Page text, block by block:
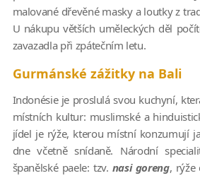
malované dřevěné masky a loutky z
U nákupu větších uměleckých děl
zavazadla při zpátečním letu.
Gurmánské zážitky na Bali
Indonésie je proslulá svou kuchyní,
místních kultur: muslimské a
jídel je rýže, kterou místní konzumují
dne včetně snídaně. Národní
španělské paele: tzv. nasi goreng, rýže